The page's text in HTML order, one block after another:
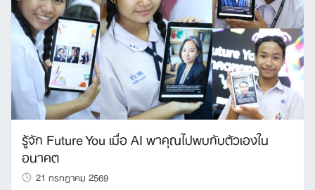
รู้จัก Future You เมื่อ AI พาคุณไปพบกับตัวเองใน
อนาคต
21 กรกฎาคม 2569